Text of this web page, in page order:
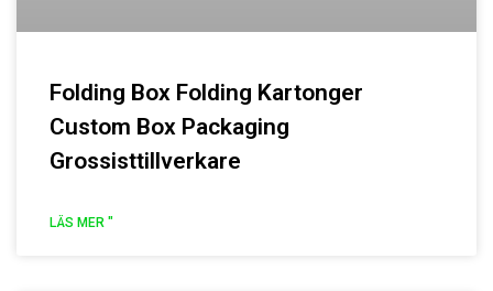
Folding Box Folding Kartonger
Custom Box Packaging
Grossisttillverkare
LÄS MER "